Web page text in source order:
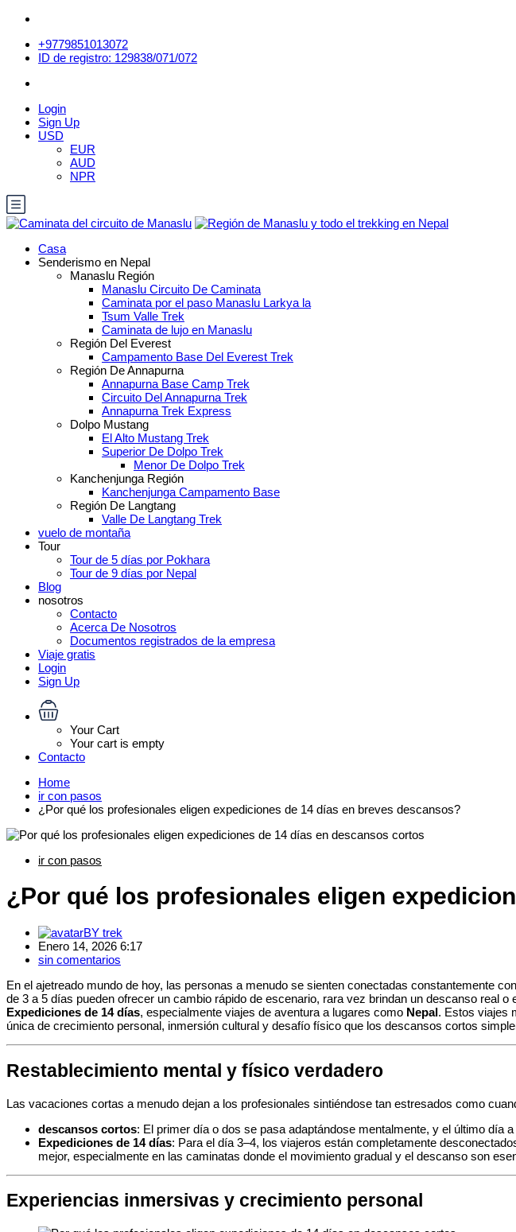
+9779851013072
ID de registro: 129838/071/072
Login
Sign Up
USD
EUR
AUD
NPR
Casa
Senderismo en Nepal
Manaslu Región
Manaslu Circuito De Caminata
Caminata por el paso Manaslu Larkya la
Tsum Valle Trek
Caminata de lujo en Manaslu
Región Del Everest
Campamento Base Del Everest Trek
Región De Annapurna
Annapurna Base Camp Trek
Circuito Del Annapurna Trek
Annapurna Trek Express
Dolpo Mustang
El Alto Mustang Trek
Superior De Dolpo Trek
Menor De Dolpo Trek
Kanchenjunga Región
Kanchenjunga Campamento Base
Región De Langtang
Valle De Langtang Trek
vuelo de montaña
Tour
Tour de 5 días por Pokhara
Tour de 9 días por Nepal
Blog
nosotros
Contacto
Acerca De Nosotros
Documentos registrados de la empresa
Viaje gratis
Login
Sign Up
Your Cart
Your cart is empty
Contacto
Home
ir con pasos
¿Por qué los profesionales eligen expediciones de 14 días en breves descansos?
ir con pasos
¿Por qué los profesionales eligen
BY trek
Enero 14, 2026 6:17
sin comentarios
En el ajetreado mundo de hoy, las personas a menudo se sienten conectadas constantemente
de 3 a 5 días pueden ofrecer un cambio rápido de escenario, rara vez brindan un descanso real
Expediciones de 14 días, especialmente viajes de aventura a lugares como Nepal. Estos viajes
única de crecimiento personal, inmersión cultural y desafío físico que los descansos cortos
Restablecimiento mental y físico verdadero
Las vacaciones cortas a menudo dejan a los profesionales sintiéndose tan estresados como
descansos cortos: El primer día o dos se pasa adaptándose mentalmente, y el último día
Expediciones de 14 días: Para el día 3–4, los viajeros están completamente
mejor, especialmente en las caminatas donde el movimiento gradual y el descanso son
Experiencias inmersivas y crecimiento personal